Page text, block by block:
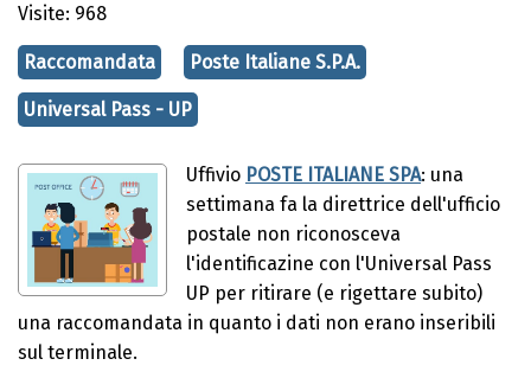
Visite: 968
Raccomandata Poste Italiane S.P.A.
Universal Pass - UP
Uffivio POSTE ITALIANE SPA: una
settimana fa la direttrice dell'ufficio
postale non riconosceva
l'identificazine con l'Universal Pass
UP per ritirare (e rigettare subito)
una raccomandata in quanto i dati non erano inseribili
sul terminale.